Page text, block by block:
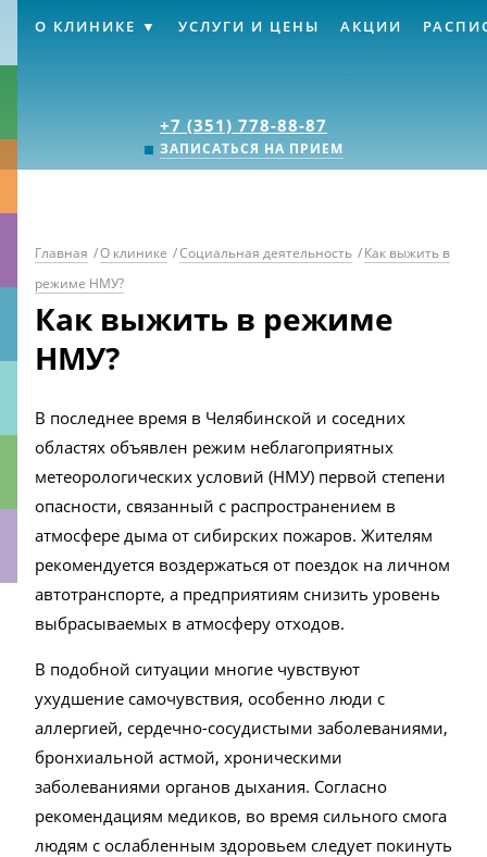
+7 (351) 778-88-87
ЗАПИСАТЬСЯ НА ПРИЕМ
О КЛИНИКЕ УСЛУГИ И ЦЕНЫ АКЦИИ
Главная /О клинике /Социальная деятельность /Как выжить в
режиме НМУ?
Как выжить в режиме
НМУ?
В последнее время в Челябинской и соседних
областях объявлен режим неблагоприятных
метеорологических условий (НМУ) первой степени
опасности, связанный с распространением в
атмосфере дыма от сибирских пожаров. Жителям
рекомендуется воздержаться от поездок на личном
автотранспорте, а предприятиям снизить уровень
выбрасываемых в атмосферу отходов.
В подобной ситуации многие чувствуют
ухудшение самочувствия, особенно люди с
аллергией, сердечно-сосудистыми заболеваниями,
бронхиальной астмой, хроническими
заболеваниями органов дыхания. Согласно
рекомендациям медиков, во время сильного смога
людям с ослабленным здоровьем следует покинуть